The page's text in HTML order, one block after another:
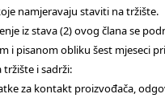
namjeravaju staviti na tržište.
iz stava (2) ovog člana se
i pisanom obliku šest mjeseci
tržište i sadrži:
za kontakt proizvođača,